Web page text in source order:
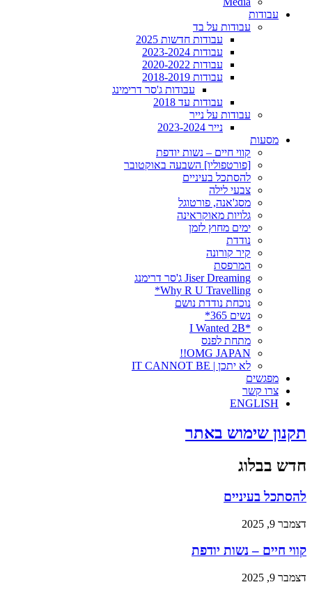
עבודות
עבודות על בד
עבודות חדשות 2025
עבודות 2023-2024
עבודות 2020-2022
עבודות 2018-2019
עבודות ג'סר דרימינג
עבודות עד 2018
עבודות על נייר
נייר 2023-2024
מסעות
קווי חיים – נשות יודפת
[פורטפוליו] השבעה באוקטובר
להסתכל בעיניים
צבעי לילה
מסג'אנה, פורטוגל
גלויות מאוקראינה
ימים מחוץ לזמן
נודדת
קיר קורונה
המרפסת
Jiser Dreaming ג'סר דרימנג
Why R U Travelling*
נוכחת נודדת נושם
נשים 365*
*I Wanted 2B
מתחת לפנס
OMG JAPAN!!
לא יתכן | IT CANNOT BE
מפגשים
צרו קשר
ENGLISH
תקנון שימוש באתר
חדש בבלוג
להסתכל בעיניים
דצמבר 9, 2025
קווי חיים – נשות יודפת
דצמבר 9, 2025